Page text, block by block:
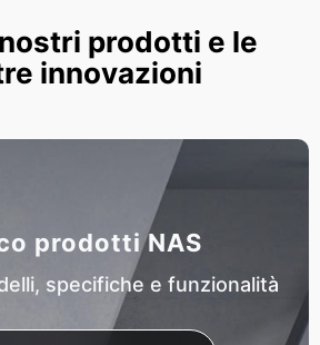
prodotti e le
innovazioni
prodotti NAS
specifiche e funzionalità